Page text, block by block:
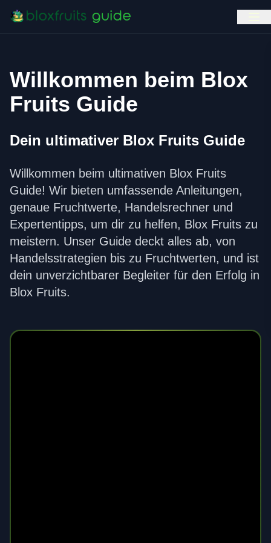
Willkommen beim Blox
Fruits Guide
Dein ultimativer Blox Fruits Guide
Willkommen beim ultimativen Blox Fruits
Guide! Wir bieten umfassende Anleitungen,
genaue Fruchtwerte, Handelsrechner und
Expertentipps, um dir zu helfen, Blox Fruits zu
meistern. Unser Guide deckt alles ab, von
Handelsstrategien bis zu Fruchtwerten, und ist
dein unverzichtbarer Begleiter für den Erfolg in
Blox Fruits.